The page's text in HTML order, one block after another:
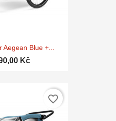
Blue +...
Kč
favorite_border